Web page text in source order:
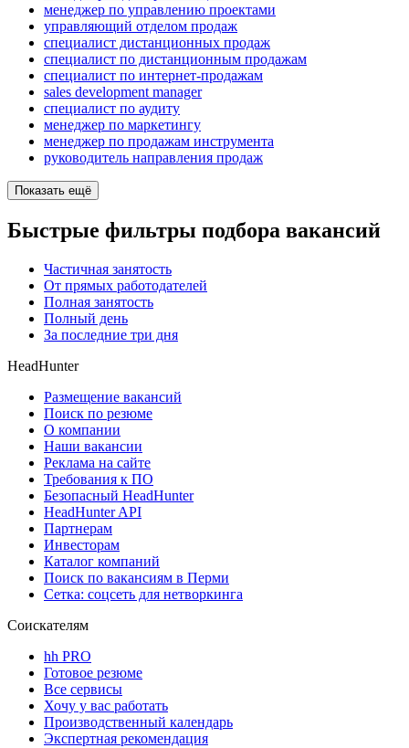
менеджер по управлению проектами
управляющий отделом продаж
специалист дистанционных продаж
специалист по дистанционным продажам
специалист по интернет-продажам
sales development manager
специалист по аудиту
менеджер по маркетингу
менеджер по продажам инструмента
руководитель направления продаж
Показать ещё
Быстрые фильтры подбора вакансий
Частичная занятость
От прямых работодателей
Полная занятость
Полный день
За последние три дня
HeadHunter
Размещение вакансий
Поиск по резюме
О компании
Наши вакансии
Реклама на сайте
Требования к ПО
Безопасный HeadHunter
HeadHunter API
Партнерам
Инвесторам
Каталог компаний
Поиск по вакансиям в Перми
Сетка: соцсеть для нетворкинга
Соискателям
hh PRO
Готовое резюме
Все сервисы
Хочу у вас работать
Производственный календарь
Экспертная рекомендация